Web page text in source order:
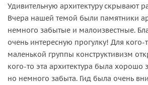
Удивительную архитектуру скрывают
Вчера нашей темой были памятники
немного забытые и малоизвестные.
очень интересную прогулку! Для
маленькой группы конструктивизм
кого-то эта архитектура была
но немного забыта. Гид была очень